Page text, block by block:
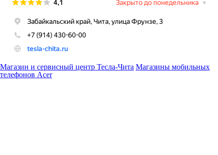
Магазин и сервисный центр Тесла-Чита Магазины мобильных
телефонов Acer